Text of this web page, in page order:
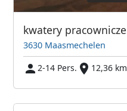
kwatery pracownicze
3630 Maasmechelen
2-14 Pers.
12,36 km